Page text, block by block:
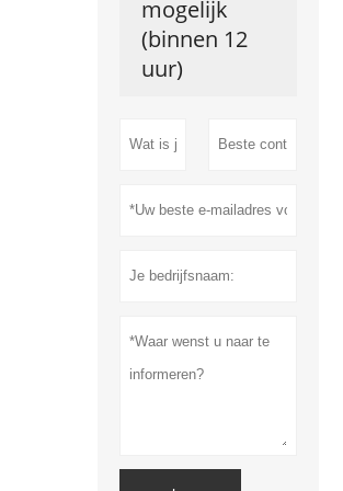
mogelijk
(binnen 12
uur)